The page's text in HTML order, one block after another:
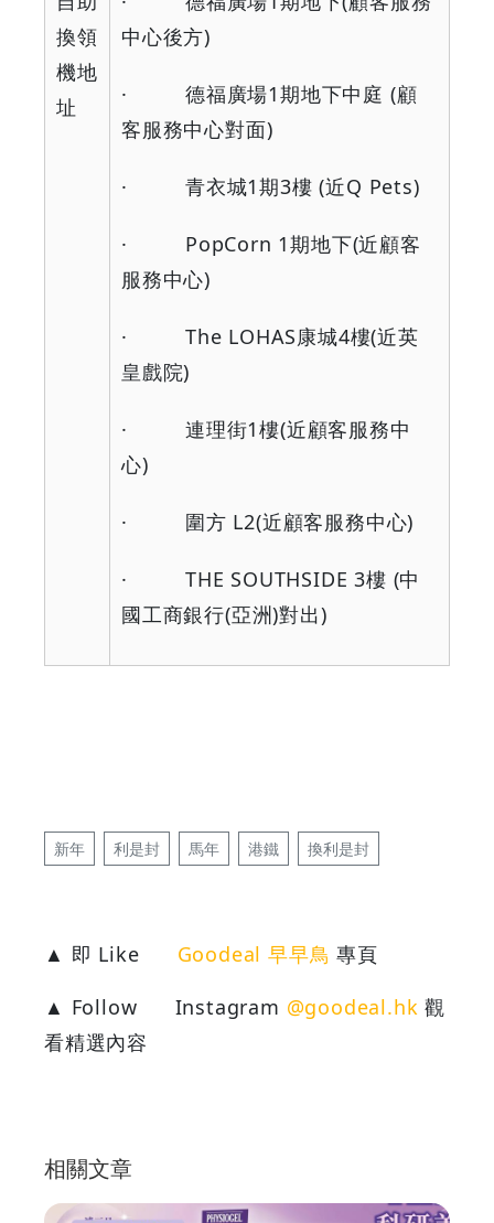
換領
機地
址
中心後方)
· 德福廣場1期地下中庭 (顧
客服務中心對面)
· 青衣城1期3樓 (近Q Pets)
· PopCorn 1期地下(近顧客
服務中心)
· The LOHAS康城4樓(近英
皇戲院)
· 連理街1樓(近顧客服務中
心)
· 圍方 L2(近顧客服務中心)
· THE SOUTHSIDE 3樓 (中
國工商銀行(亞洲)對出)
新年 利是封 馬年 港鐵 換利是封
▲ 即 Like Goodeal 早早鳥 專頁
▲ Follow
Instagram @goodeal.hk 觀
看精選內容
相關文章